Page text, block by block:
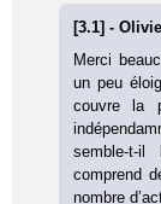
[3.1] -
Merci
un peu
couvre la
semble-t-
comprend
nombre